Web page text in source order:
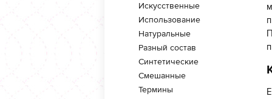
Искусственные
Использование
Натуральные
Разный состав
Синтетические
Смешанные
Термины